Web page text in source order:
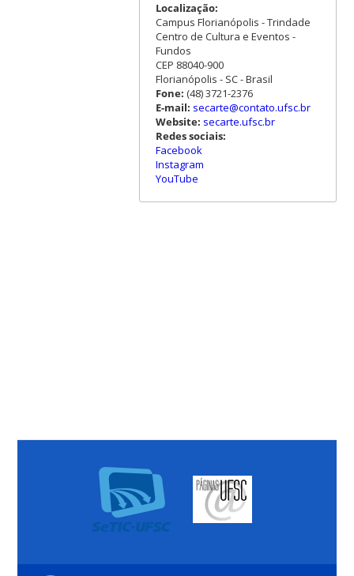
Localização:
Campus Florianópolis - Trindade
Centro de Cultura e Eventos -
Fundos
CEP 88040-900
Florianópolis - SC - Brasil
Fone: (48) 3721-2376
E-mail: secarte@contato.ufsc.br
Website: secarte.ufsc.br
Redes sociais:
Facebook
Instagram
YouTube